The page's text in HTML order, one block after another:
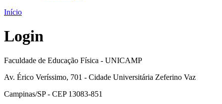
Início
Login
Faculdade de Educação Física - UNICAMP
Av. Érico Veríssimo, 701 - Cidade Universitária Zeferino Vaz
Campinas/SP - CEP 13083-851